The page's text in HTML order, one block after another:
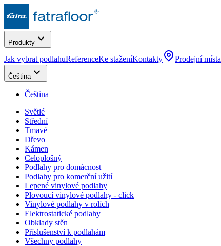
Produkty
Jak vybrat podlahuReferenceKe staženíKontakty Prodejní místa
Čeština
Čeština
Světlé
Střední
Tmavé
Dřevo
Kámen
Celoplošný
Podlahy pro domácnost
Podlahy pro komerční užití
Lepené vinylové podlahy
Plovoucí vinylové podlahy - click
Vinylové podlahy v rolích
Elektrostatické podlahy
Obklady stěn
Příslušenství k podlahám
Všechny podlahy